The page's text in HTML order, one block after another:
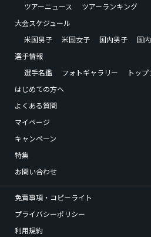
ツアーニュース
ツアーランキング
大会スケジュール
米国男子
米国女子 国内男子
国
選手情報
選手名鑑
フォトギャラリー
トッ
はじめての方へ
よくある質問
マイページ
キャンペーン
特集
お問い合わせ
免責事項・コピーライト
プライバシーポリシー
利用規約